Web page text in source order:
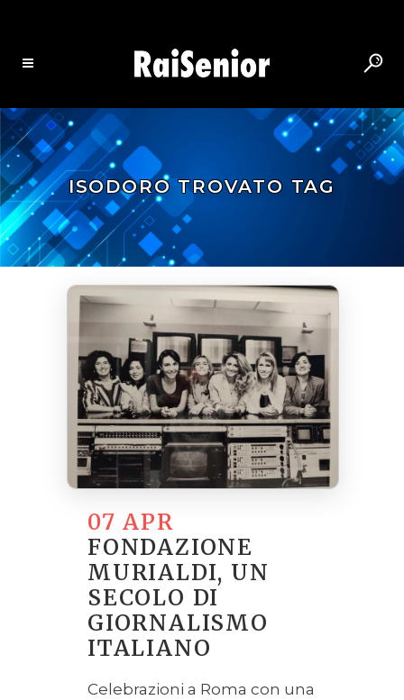
ISODORO TROVATO TAG
07 APR
FONDAZIONE
MURIALDI, UN
SECOLO DI
GIORNALISMO
ITALIANO
Celebrazioni a Roma con una